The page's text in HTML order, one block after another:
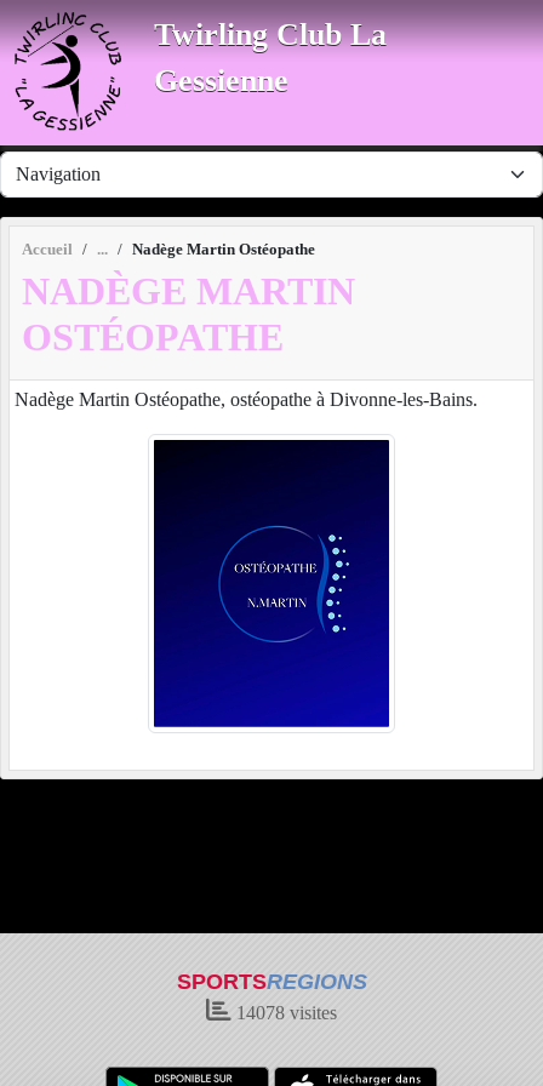
Twirling Club La
Gessienne
Accueil Nadège Martin Ostéopathe
NADÈGE MARTIN
OSTÉOPATHE
Nadège Martin Ostéopathe, ostéopathe à Divonne-les-Bains.
SPORTSREGIONS
14078 visites
Panneau de gestion des cookies